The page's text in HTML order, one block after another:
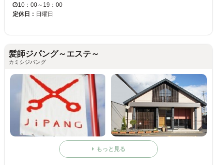
10：00～19：00
定休日： 日曜日
髪師ジパング～エステ～
カミシジパング
もっと見る